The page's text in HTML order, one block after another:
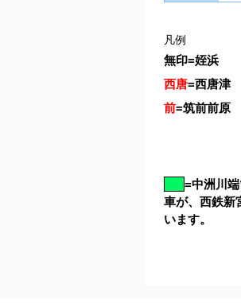
凡例
無印=姪浜
西唐=西唐津
前=筑前前原
=中洲川
車が、西鉄新
います。